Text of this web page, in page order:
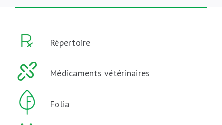
Répertoire
Médicaments vétérinaires
Folia